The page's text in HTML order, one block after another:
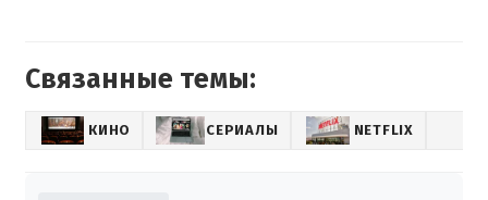
Связанные темы:
КИНО СЕРИАЛЫ NETFLIX